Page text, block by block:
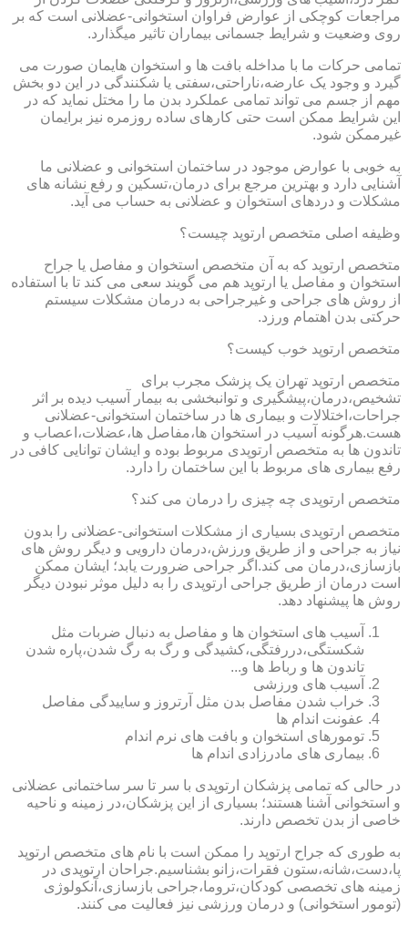
مراجعات کوچکی از عوارض فراوان استخوانی-عضلانی است که بر
روی وضعیت و شرایط جسمانی بیماران تاثیر میگذارد.
تمامی حرکات ما با مداخله بافت ها و استخوان هایمان صورت می
گیرد و وجود یک عارضه،ناراحتی،سفتی یا شکنندگی در این دو بخش
مهم از جسم می تواند تمامی عملکرد بدن ما را مختل نماید که در
این شرایط ممکن است حتی کارهای ساده روزمره نیز برایمان
غیرممکن شود.
به خوبی با عوارض موجود در ساختمان استخوانی و عضلانی ما
آشنایی دارد و بهترین مرجع برای درمان،تسکین و رفع نشانه های
مشکلات و دردهای استخوان و عضلانی به حساب می آید.
وظیفه اصلی متخصص ارتوپد چیست؟
متخصص ارتوپد که به آن متخصص استخوان و مفاصل یا جراح
استخوان و مفاصل یا ارتوپد هم می گویند سعی می کند تا با استفاده
از روش های جراحی و غیرجراحی به درمان مشکلات سیستم
حرکتی بدن اهتمام ورزد.
متخصص ارتوپد خوب کیست؟
متخصص ارتوپد تهران یک پزشک مجرب برای
تشخیص،درمان،پیشگیری و توانبخشی به بیمار آسیب دیده بر اثر
جراحات،اختلالات و بیماری ها در ساختمان استخوانی-عضلانی
هست.هرگونه آسیب در استخوان ها،مفاصل ها،عضلات،اعصاب و
تاندون ها به متخصص ارتوپدی مربوط بوده و ایشان توانایی کافی در
رفع بیماری های مربوط با این ساختمان را دارد.
متخصص ارتوپدی چه چیزی را درمان می کند؟
متخصص ارتوپدی بسیاری از مشکلات استخوانی-عضلانی را بدون
نیاز به جراحی و از طریق ورزش،درمان دارویی و دیگر روش های
بازسازی،درمان می کند.اگر جراحی ضرورت یابد؛ ایشان ممکن
است درمان از طریق جراحی ارتوپدی را به دلیل موثر نبودن دیگر
روش ها پیشنهاد دهد.
آسیب های استخوان ها و مفاصل به دنبال ضربات مثل
شکستگی،دررفتگی،کشیدگی و رگ به رگ شدن،پاره شدن
تاندون ها و رباط ها و...
آسیب های ورزشی
خراب شدن مفاصل بدن مثل آرتروز و ساییدگی مفاصل
عفونت اندام ها
تومورهای استخوان و بافت های نرم اندام
بیماری های مادرزادی اندام ها
در حالی که تمامی پزشکان ارتوپدی با سر تا سر ساختمانی عضلانی
و استخوانی آشنا هستند؛ بسیاری از این پزشکان،در زمینه و ناحیه
خاصی از بدن تخصص دارند.
به طوری که جراح ارتوپد را ممکن است با نام های متخصص ارتوپد
پا،دست،شانه،ستون فقرات،زانو بشناسیم.جراحان ارتوپدی در
زمینه های تخصصی کودکان،تروما،جراحی بازسازی،آنکولوژی
(تومور استخوانی) و درمان ورزشی نیز فعالیت می کنند.